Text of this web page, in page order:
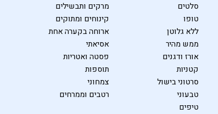
סלטים
מרקים ותבשילים
טופו
קינוחים ומתוקים
ללא גלוטן
ארוחה בקערה אחת
ממש מהיר
אסיאתי
אורז ודגנים
פסטה ואטריות
קטניות
תוספות
סרטוני בישול
צמחוני
טבעוני
רטבים וממרחים
טיפים